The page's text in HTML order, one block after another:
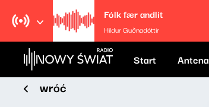
Fólk fær andlit
Hildur Guðnadóttir
Start Antena
wróć